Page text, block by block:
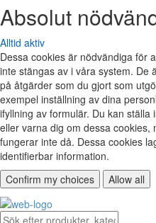
Absolut
Alltid aktiv
Dessa cookies är nödvändiga för
inte stängas av i våra system. De
på åtgärder som du gjort som
exempel inställning av dina
ifyllning av formulär. Du kan
eller varna dig om dessa cookies,
fungerar inte då. Dessa cookies
identifierbar information.
Confirm my choices
Allow all